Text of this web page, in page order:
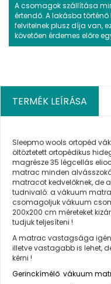
A csomagok szállítása
értendő. A lakásba történő
felvitelnek plusz díja van,
követően érdemes előre
TERMÉK LEÍRÁSA
Sleepmo wools ortopéd
öltöztetett ortopédikus
magrésze 35 légcellás
matrac minden
matracot kedvelőknek, de
tudnivaló: a vákuum
csomagoljuk vákuum
200x200 cm méreteket
tudjuk teljesíteni !
A matrac vastagsága
illetve vastagabb is lehet,
kérni !
Gerinckímélő vákuum